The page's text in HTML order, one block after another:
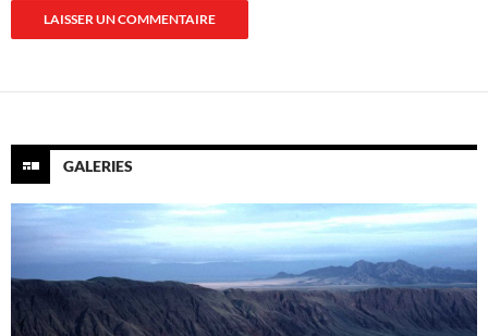
GALERIES